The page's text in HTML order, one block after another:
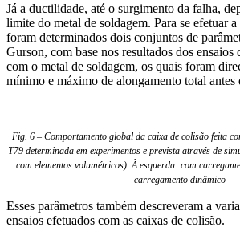
Já a ductilidade, até o surgimento da falha,
limite do metal de soldagem. Para se efetuar
foram determinados dois conjuntos de
Gurson, com base nos resultados dos ensaios
com o metal de soldagem, os quais foram
mínimo e máximo de alongamento total antes
Fig. 6 – Comportamento global da caixa de colisão feita
T79 determinada em experimentos e prevista através de
com elementos volumétricos). À esquerda: com
carregamento dinâmico
Esses parâmetros também descreveram a
ensaios efetuados com as caixas de colisão.